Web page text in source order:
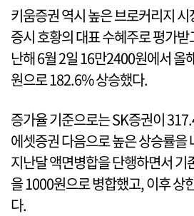
키움증권 역시 높은 브로커리지
증시 호황의 대표 수혜주로 평가
난해 6월 2일 16만2400원에서 올
원으로 182.6% 상승했다.
증가율 기준으로는 SK증권이
에셋증권 다음으로 높은 상승률을
지난달 액면병합을 단행하면서 기
을 1000원으로 병합했고, 이후 상
다.